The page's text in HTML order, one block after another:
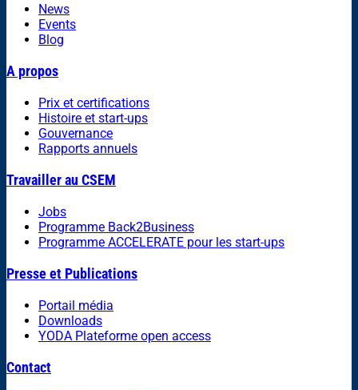
News
Events
Blog
A propos
Prix et certifications
Histoire et start-ups
Gouvernance
Rapports annuels
Travailler au CSEM
Jobs
Programme Back2Business
Programme ACCELERATE pour les start-ups
Presse et Publications
Portail média
Downloads
YODA Plateforme open access
Contact